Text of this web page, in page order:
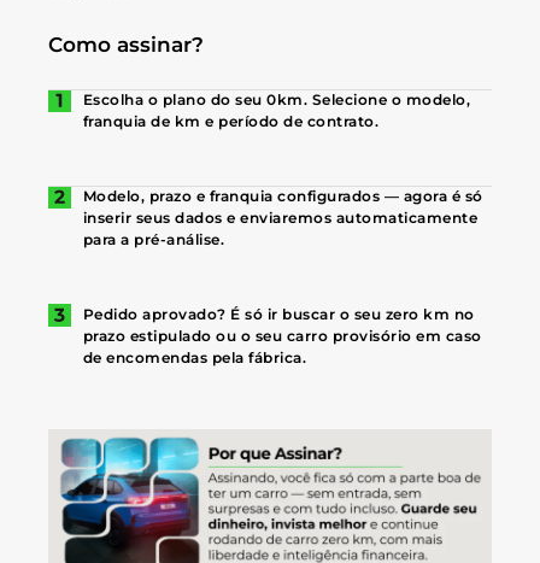
Como assinar?
Escolha o plano do seu 0km. Selecione o modelo,
franquia de km e período de contrato.
Modelo, prazo e franquia configurados — agora é só
inserir seus dados e enviaremos automaticamente
para a pré-análise.
Pedido aprovado? É só ir buscar o seu zero km no
prazo estipulado ou o seu carro provisório em caso
de encomendas pela fábrica.